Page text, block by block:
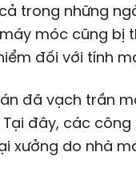
trong những
móc cũng bị
đối với tính
đã vạch trần
đây, các
xưởng do nhà